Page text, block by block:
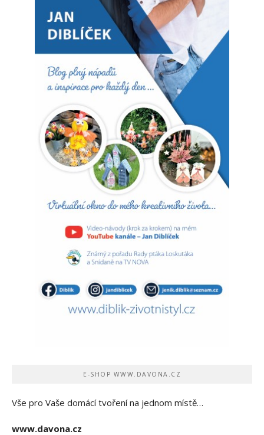
E-SHOP WWW.DAVONA.CZ
Vše pro Vaše domácí tvoření na jednom místě…
www.davona.cz